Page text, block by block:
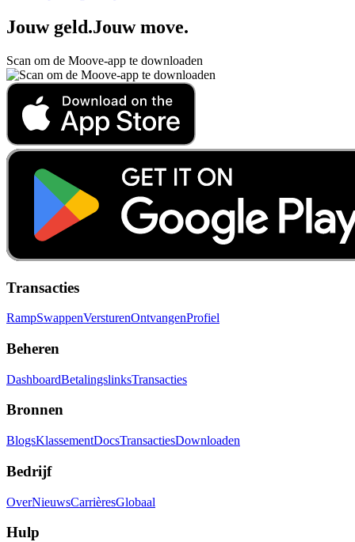
Jouw geld.Jouw move.
Scan om de Moove-app te downloaden
Transacties
RampSwappenVersturenOntvangenProfiel
Beheren
DashboardBetalingslinksTransacties
Bronnen
BlogsKlassementDocsTransactiesDownloaden
Bedrijf
OverNieuwsCarrièresGlobaal
Hulp